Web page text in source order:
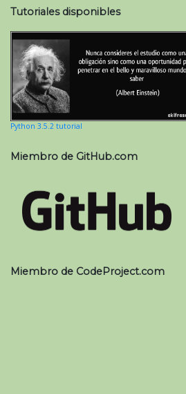
Tutoriales disponibles
Python 3.5.2 tutorial
Miembro de GitHub.com
Miembro de CodeProject.com